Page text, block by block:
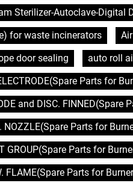
Sterilizer-Autoclave-Digital
for waste incinerators
door sealing
auto roll
Parts for
and DISC. FINNED(Spare
NOZZLE(Spare Parts for
GROUP(Spare Parts for
FLAME(Spare Parts for